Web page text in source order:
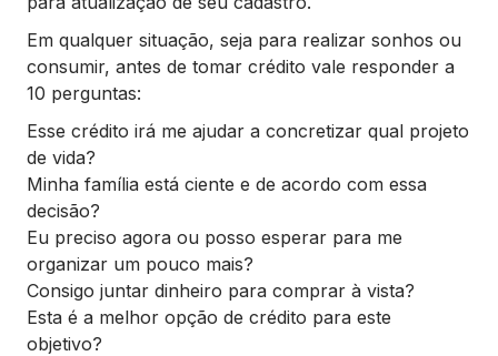
Em qualquer situação, seja para realizar sonhos ou
consumir, antes de tomar crédito vale responder a
10 perguntas:
Esse crédito irá me ajudar a concretizar qual projeto
de vida?
Minha família está ciente e de acordo com essa
decisão?
Eu preciso agora ou posso esperar para me
organizar um pouco mais?
Consigo juntar dinheiro para comprar à vista?
Esta é a melhor opção de crédito para este
objetivo?